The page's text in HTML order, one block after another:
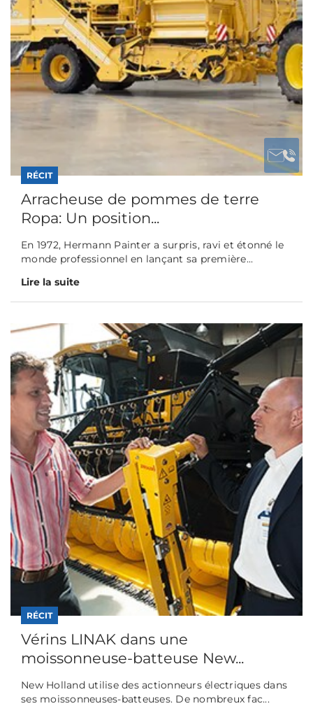
RÉCIT
Arracheuse de pommes de terre
Ropa: Un position...
En 1972, Hermann Painter a surpris, ravi et étonné le
monde professionnel en lançant sa première...
Lire la suite
RÉCIT
Vérins LINAK dans une
moissonneuse-batteuse New...
New Holland utilise des actionneurs électriques dans
ses moissonneuses-batteuses. De nombreux fac...